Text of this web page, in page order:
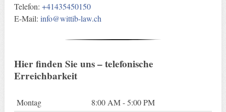
Telefon: +41435450150
E-Mail: info@wittib-law.ch
Hier finden Sie uns – telefonische
Erreichbarkeit
Montag
8:00 AM - 5:00 PM